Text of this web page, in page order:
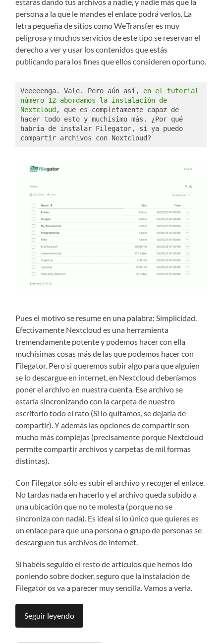
persona a la que le mandes el enlace podrá verlos. La
letra pequeña de sitios como WeTransfer es muy
peligrosa y muchos servicios de este tipo se reservan el
derecho a ver y usar los contenidos que estás
publicando para los fines que ellos consideren oportuno.
Veeeeenga. Vale. Pero aún así, en el tutorial
número 12 abordamos la instalación de
Nextcloud , que es completamente capaz de
hacer todo esto y muchísimo más. ¿Por qué
habría de instalar Filegator, si ya puedo
compartir archivos con Nextcloud?
Pues el motivo se resume en una palabra: Simplicidad.
Efectivamente Nextcloud es una herramienta
tremendamente potente y podemos hacer con ella
muchísimas cosas más de las que podemos hacer con
Filegator. Pero si queremos subir algo para que alguien
se lo descargue en internet, en Nextcloud deberíamos
poner el archivo en nuestra cuenta. Ese archivo se
estaría sincronizando con la carpeta de nuestro
escritorio todo el rato (Si lo quitamos, se dejaría de
compartir). Y además las opciones de compartir son
mucho más complejas (precisamente porque Nextcloud
permite compartir archivos y carpetas de mil formas
distintas).
Con Filegator sólo es subir el archivo y recoger el enlace.
No tardas nada en hacerlo y el archivo queda subido a
una ubicación que no te molesta (porque no se
sincroniza con nada). Es ideal si lo único que quieres es
un enlace para que una persona o grupo de personas se
descarguen tus archivos de internet.
Si habéis seguido el resto de artículos que hemos ido
poniendo sobre docker, seguro que la instalación de
Filegator os va a parecer muy sencilla. Vamos a verla.
Seguir leyendo